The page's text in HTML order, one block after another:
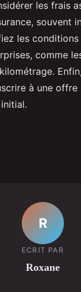
les frais
souvent
les
comme
à une
R
ECRIT PAR
Roxane